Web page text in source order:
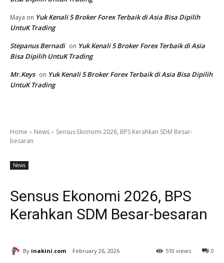
Maya on Yuk Kenali 5 Broker Forex Terbaik di Asia Bisa Dipilih
UntuK Trading
Stepanus Bernadi on Yuk Kenali 5 Broker Forex Terbaik di Asia
Bisa Dipilih UntuK Trading
Mr.Keys on Yuk Kenali 5 Broker Forex Terbaik di Asia Bisa Dipilih
UntuK Trading